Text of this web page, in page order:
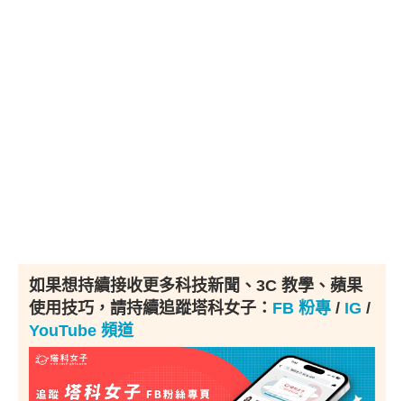
如果想持續接收更多科技新聞、3C 教學、蘋果
使用技巧，請持續追蹤塔科女子： FB 粉專 / IG /
YouTube 頻道